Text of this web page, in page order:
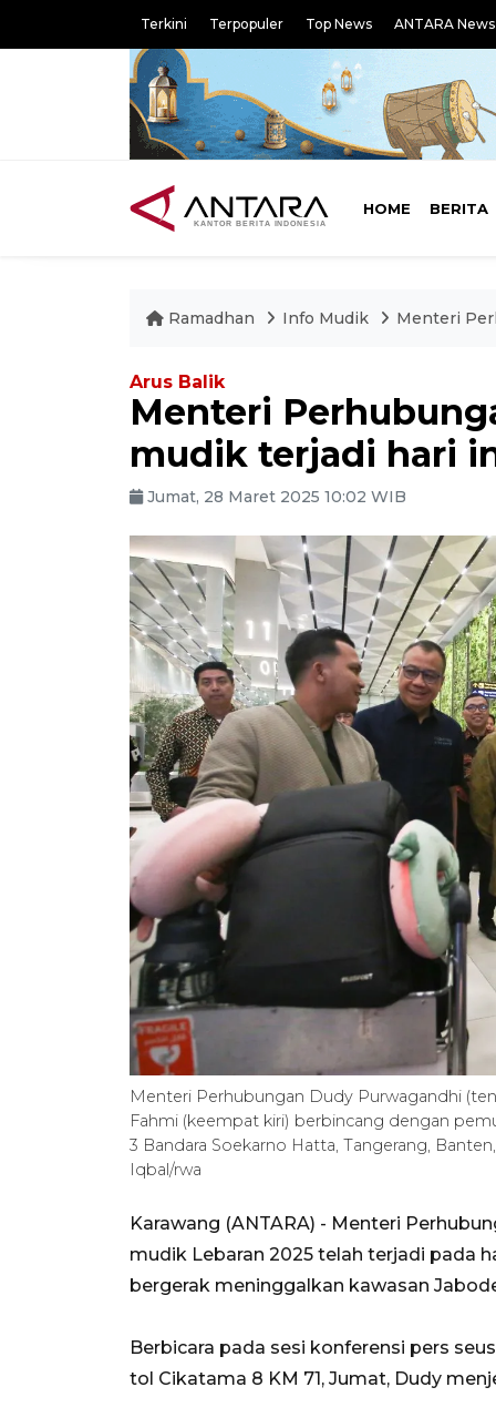
Terkini Terpopuler Top News ANTARA News
HOME BERITA
Ramadhan Info Mudik Menteri
Arus Balik
Menteri
mudik terjadi hari
Jumat, 28 Maret 2025 10:02 WIB
Menteri Perhubungan Dudy Purwagandhi
Fahmi (keempat kiri) berbincang dengan
3 Bandara Soekarno Hatta, Tangerang,
Iqbal/rwa
Karawang (ANTARA) - Menteri
mudik Lebaran 2025 telah terjadi pada
bergerak meninggalkan kawasan
Berbicara pada sesi konferensi pers
tol Cikatama 8 KM 71, Jumat, Dudy